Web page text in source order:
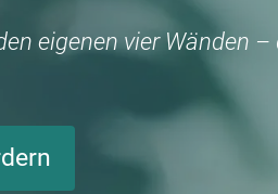
eigenen vier Wänden